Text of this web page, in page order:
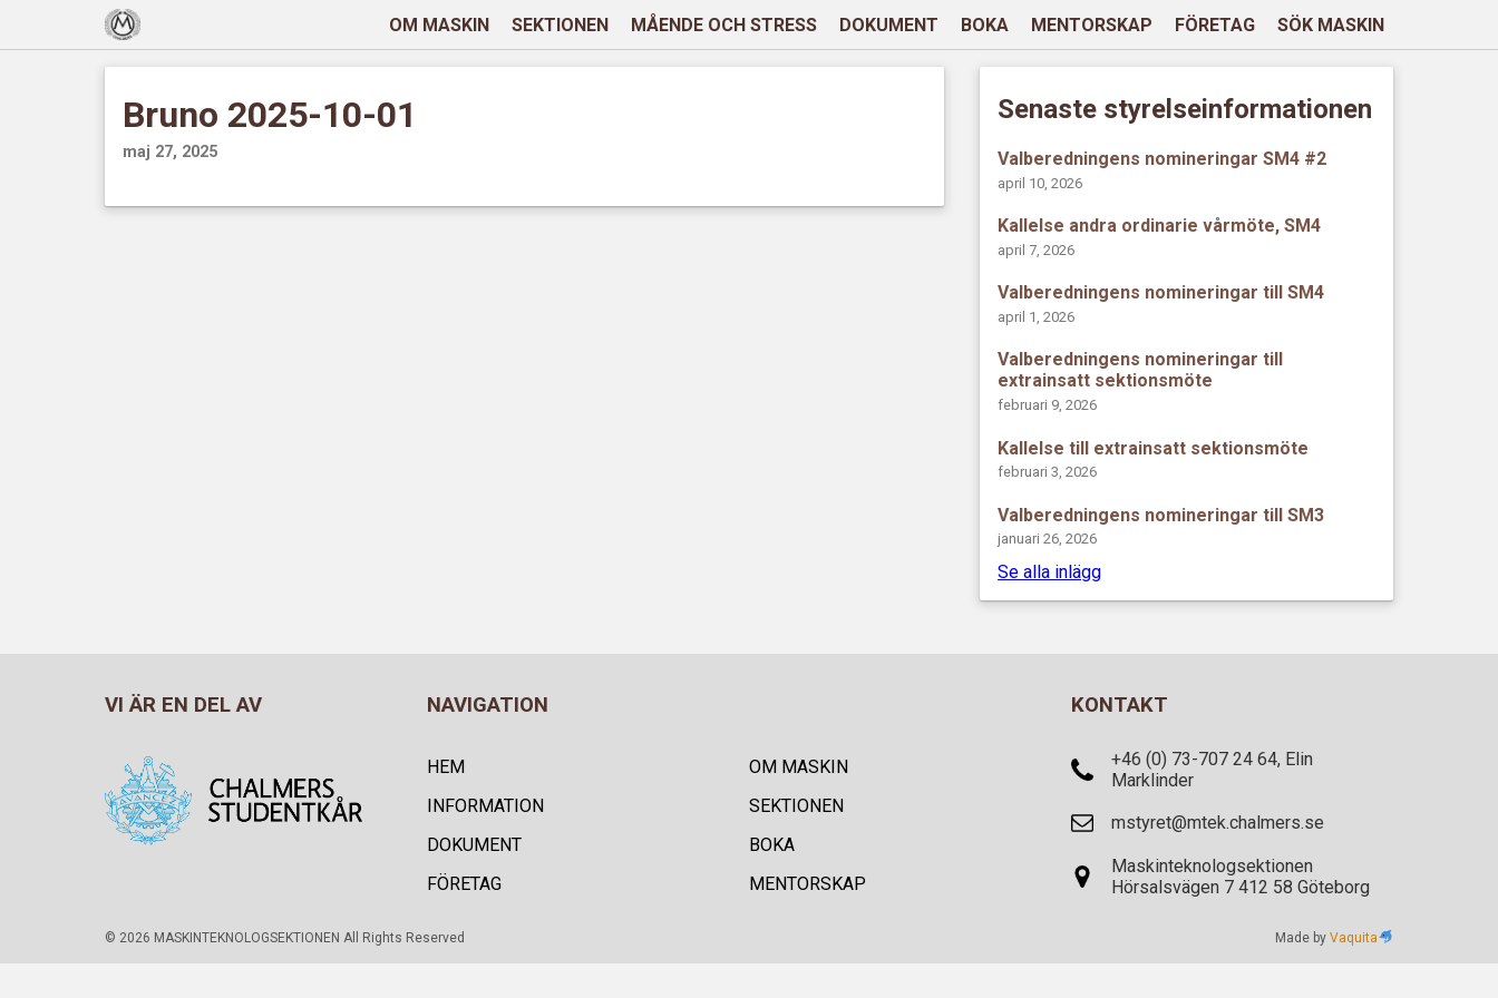
OM MASKIN SEKTIONEN MÅENDE OCH STRESS DOKUMENT BOKA MENTORSKAP FÖRETAG SÖK MASKIN
Bruno 2025-10-01
maj 27, 2025
Senaste styrelseinformationen
Valberedningens nomineringar SM4 #2
april 10, 2026
Kallelse andra ordinarie vårmöte, SM4
april 7, 2026
Valberedningens nomineringar till SM4
april 1, 2026
Valberedningens nomineringar till
extrainsatt sektionsmöte
februari 9, 2026
Kallelse till extrainsatt sektionsmöte
februari 3, 2026
Valberedningens nomineringar till SM3
januari 26, 2026
Se alla inlägg
VI ÄR EN DEL AV NAVIGATION
HEM
OM MASKIN
INFORMATION
SEKTIONEN
DOKUMENT
BOKA
FÖRETAG
MENTORSKAP
KONTAKT
+46 (0) 73-707 24 64, Elin
Marklinder
mstyret@mtek.chalmers.se
Maskinteknologsektionen
Hörsalsvägen 7 412 58 Göteborg
© 2026 MASKINTEKNOLOGSEKTIONEN All Rights Reserved Made byVaquita